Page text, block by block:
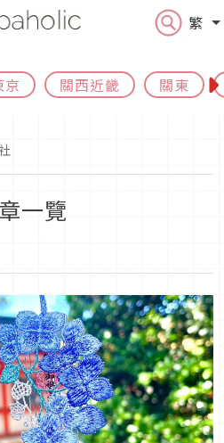
繁
京 關西近畿 關東
一覽